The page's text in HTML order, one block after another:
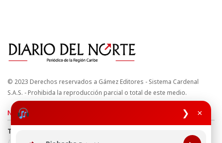
❯ ×
© 2023 Derechos reservados a Gámez Editores - Sistema Cardenal
S.A.S. - Prohibida la reproducción parcial o total de este medio.
Nuestros sitios
Términos y Condiciones